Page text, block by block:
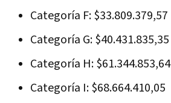
Categoría F: $33.809.379,57
Categoría G: $40.431.835,35
Categoría H: $61.344.853,64
Categoría I: $68.664.410,05